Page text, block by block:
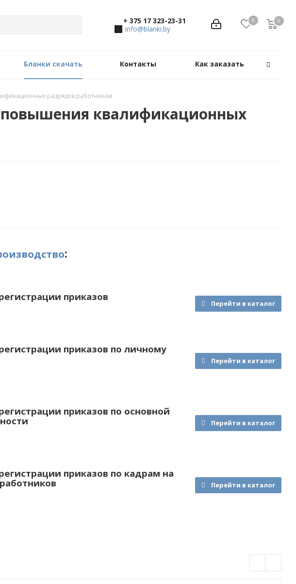
0 0
0
+ 375 17 323-23-31
info@blanki.by
Бланки скачать Контакты Как заказать
разрядов работникам
повышения квалификационных
:
приказов
Перейти в каталог
приказов по личному
Перейти в каталог
приказов по основной
Перейти в каталог
приказов по кадрам на
Перейти в каталог